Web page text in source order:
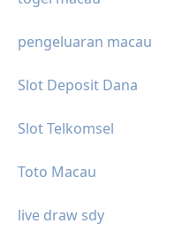
pengeluaran macau
Slot Deposit Dana
Slot Telkomsel
Toto Macau
live draw sdy